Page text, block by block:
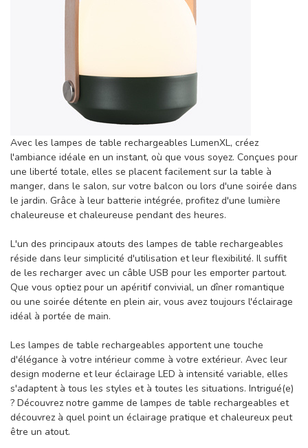
Avec les lampes de table rechargeables LumenXL, créez
l'ambiance idéale en un instant, où que vous soyez. Conçues pour
une liberté totale, elles se placent facilement sur la table à
manger, dans le salon, sur votre balcon ou lors d'une soirée dans
le jardin. Grâce à leur batterie intégrée, profitez d'une lumière
chaleureuse et chaleureuse pendant des heures.
L'un des principaux atouts des lampes de table rechargeables
réside dans leur simplicité d'utilisation et leur flexibilité. Il suffit
de les recharger avec un câble USB pour les emporter partout.
Que vous optiez pour un apéritif convivial, un dîner romantique
ou une soirée détente en plein air, vous avez toujours l'éclairage
idéal à portée de main.
Les lampes de table rechargeables apportent une touche
d'élégance à votre intérieur comme à votre extérieur. Avec leur
design moderne et leur éclairage LED à intensité variable, elles
s'adaptent à tous les styles et à toutes les situations. Intrigué(e)
? Découvrez notre gamme de lampes de table rechargeables et
découvrez à quel point un éclairage pratique et chaleureux peut
être un atout.